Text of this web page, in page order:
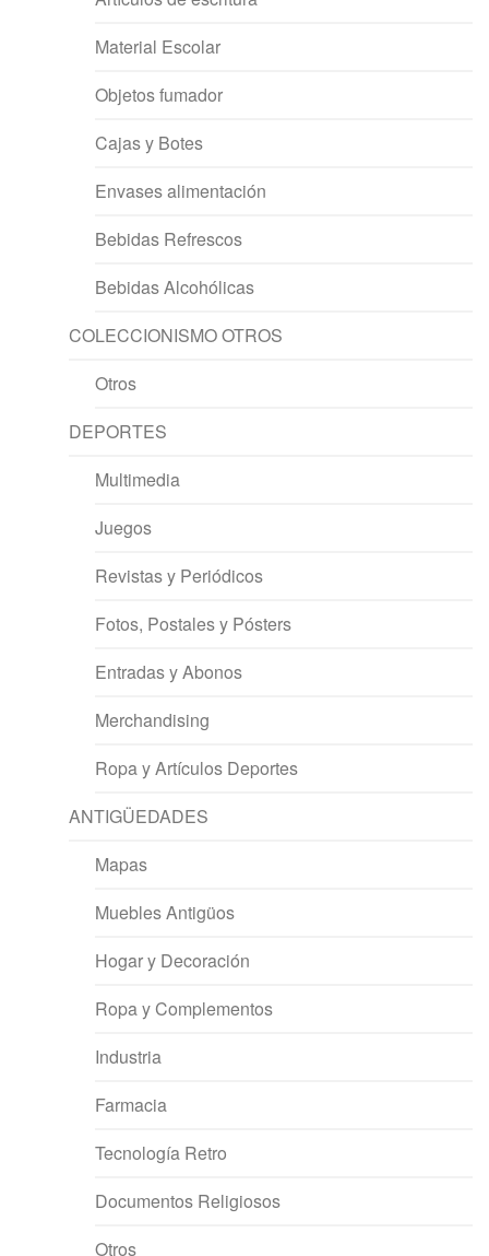
Material Escolar
Objetos fumador
Cajas y Botes
Envases alimentación
Bebidas Refrescos
Bebidas Alcohólicas
COLECCIONISMO OTROS
Otros
DEPORTES
Multimedia
Juegos
Revistas y Periódicos
Fotos, Postales y Pósters
Entradas y Abonos
Merchandising
Ropa y Artículos Deportes
ANTIGÜEDADES
Mapas
Muebles Antigüos
Hogar y Decoración
Ropa y Complementos
Industria
Farmacia
Tecnología Retro
Documentos Religiosos
Otros